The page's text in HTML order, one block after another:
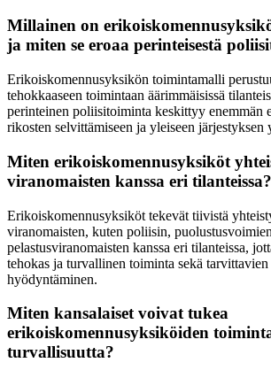
Millainen on
ja miten se eroaa perinteisestä
Erikoiskomennusyksikön toimintamalli
tehokkaaseen toimintaan äärimmäisissä
perinteinen poliisitoiminta keskittyy enemmän
rikosten selvittämiseen ja yleiseen järjestyksen
Miten erikoiskomennusyksiköt
viranomaisten kanssa eri tilanteissa?
Erikoiskomennusyksiköt tekevät tiivistä
viranomaisten, kuten poliisin,
pelastusviranomaisten kanssa eri tilanteissa,
tehokas ja turvallinen toiminta sekä tarvittavien
hyödyntäminen.
Miten kansalaiset voivat tukea
erikoiskomennusyksiköiden
turvallisuutta?